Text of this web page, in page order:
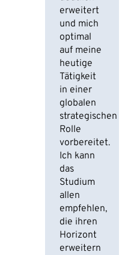
erweitert
und mich
optimal
auf meine
heutige
Tätigkeit
in einer
globalen
strategischen
Rolle
vorbereitet.
Ich kann
das
Studium
allen
empfehlen,
die ihren
Horizont
erweitern